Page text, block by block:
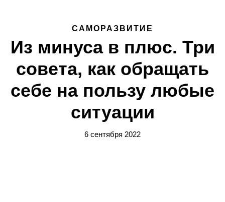
САМОРАЗВИТИЕ
Из минуса в плюс. Три
совета, как обращать
себе на пользу любые
ситуации
6 сентября 2022